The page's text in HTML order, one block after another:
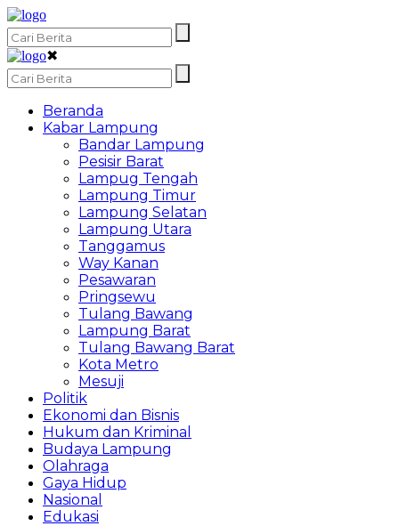
✖
Beranda
Kabar Lampung
Bandar Lampung
Pesisir Barat
Lampug Tengah
Lampung Timur
Lampung Selatan
Lampung Utara
Tanggamus
Way Kanan
Pesawaran
Pringsewu
Tulang Bawang
Lampung Barat
Tulang Bawang Barat
Kota Metro
Mesuji
Politik
Ekonomi dan Bisnis
Hukum dan Kriminal
Budaya Lampung
Olahraga
Gaya Hidup
Nasional
Edukasi